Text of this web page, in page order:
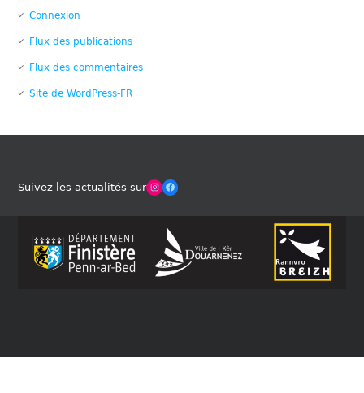
Connexion
Flux des publications
Flux des commentaires
Site de WordPress-FR
Suivez les actualités surWinches Club OfficielFacebook